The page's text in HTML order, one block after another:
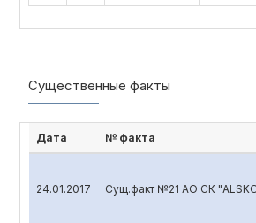
Существенные факты
Дата № факта
24.01.2017 Сущ.факт №21 АО СК